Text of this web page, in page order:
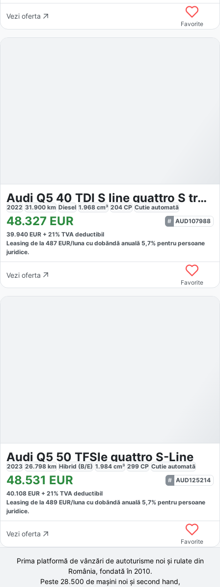
Vezi oferta
Favorite
Audi Q5 40 TDI S line quattro S tronic
2022 31.900 km Diesel 1.968 cm³ 204 CP Cutie automată
48.327 EUR
AUD107988
39.940 EUR + 21% TVA deductibil
Leasing de la 487 EUR/luna cu dobăndă anuală 5,7% pentru persoane
juridice.
Vezi oferta
Favorite
Audi Q5 50 TFSIe quattro S-Line
2023 26.798 km Hibrid (B/E) 1.984 cm³ 299 CP Cutie automată
48.531 EUR
AUD125214
40.108 EUR + 21% TVA deductibil
Leasing de la 489 EUR/luna cu dobăndă anuală 5,7% pentru persoane
juridice.
Vezi oferta
Favorite
Prima platformă de vânzări de autoturisme noi și rulate din
România, fondată în 2010.
Peste 28.500 demașini noi și second hand,